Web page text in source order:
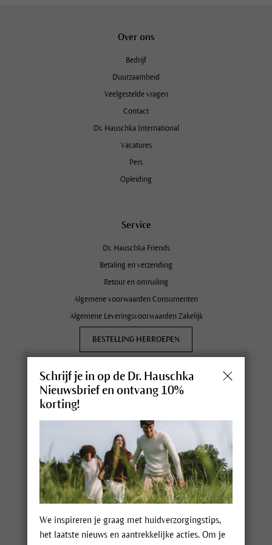
Over ons
Bedrijf
Duurzaamheid
Veelgestelde vragen
Contact
Dr. Hauschka International
Vacatures
Pers
Opleiding
Service
Dr. Hauschka Friends
Betaling en verzending
Retour en omruiling
Algemene voorwaarden Consumenten
Algemene Leveringsvoorwaarden Zakelijk
BESTELLING HERROEPEN
Dr. Hauschka bij jou in de buurt
Therapeut zoeken
Actueel
Nieuwsbrief
Dr. Hauschka Live
Schrijf je in op de Dr. Hauschka
Nieuwsbrief en ontvang 10%
korting!
We inspireren je graag met huidverzorgingstips,
het laatste nieuws en aantrekkelijke acties. Om je